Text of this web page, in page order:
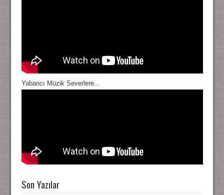
Yabancı Müzik Severlere...
Son Yazılar